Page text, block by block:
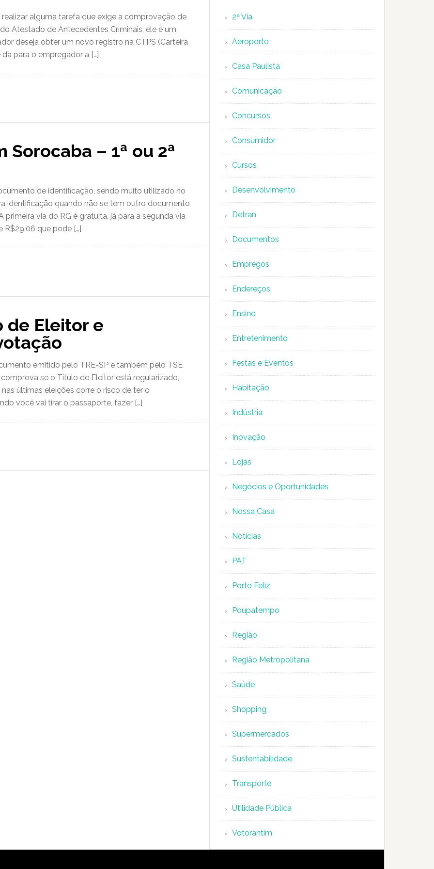
alguma tarefa que exige a comprovação de
Atestado de Antecedentes Criminais, ele é um
deseja obter um novo registro na CTPS (Carteira
para o empregador a […]
Sorocaba – 1ª ou 2ª
de identificação, sendo muito utilizado no
identificação quando não se tem outro documento
via do RG é gratuita, já para a segunda via
R$29,06 que pode […]
de Eleitor e
emitido pelo TRE-SP e também pelo TSE
se o Título de Eleitor está regularizado,
últimas eleições corre o risco de ter o
você vai tirar o passaporte, fazer […]
2ª Via
Aeroporto
Casa Paulista
Comunicação
Concursos
Consumidor
Cursos
Desenvolvimento
Detran
Documentos
Empregos
Endereços
Ensino
Entretenimento
Festas e Eventos
Habitação
Indústria
Inovação
Lojas
Negócios e Oportunidades
Nossa Casa
Notícias
PAT
Porto Feliz
Poupatempo
Região
Região Metropolitana
Saúde
Shopping
Supermercados
Sustentabilidade
Transporte
Utilidade Pública
Votorantim